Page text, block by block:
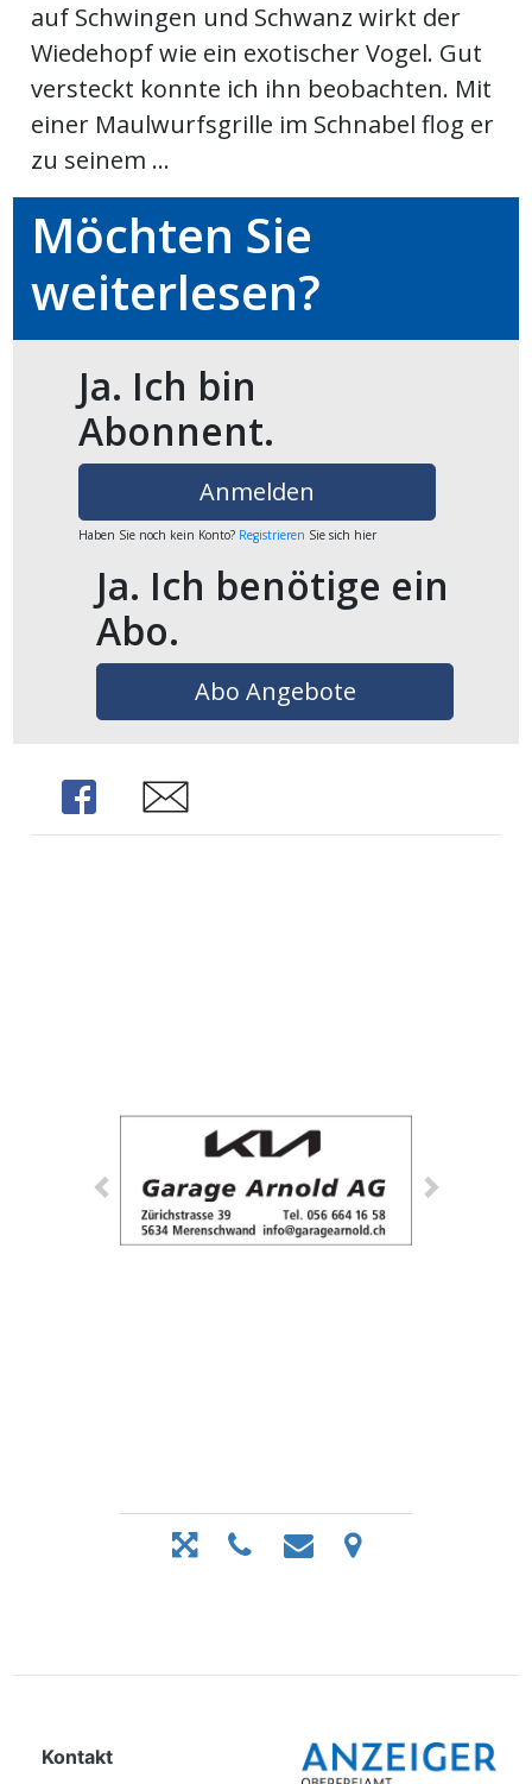
auf Schwingen und Schwanz wirkt der
Wiedehopf wie ein exotischer Vogel. Gut
versteckt konnte ich ihn beobachten. Mit
einer Maulwurfsgrille im Schnabel flog er
zu seinem ...
Möchten Sie
weiterlesen?
Ja. Ich bin
Abonnent.
Anmelden
Haben Sie noch kein Konto? Registrieren Sie sich hier
Ja. Ich benötige ein
Abo.
Abo Angebote
Share Share
Kontakt